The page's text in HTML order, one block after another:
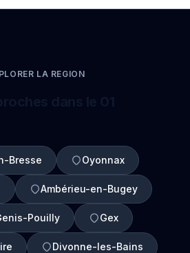
LA REGION
Bresse Oyonnax
Ambérieu-en-Bugey
Pouilly Gex
Divonne-les-Bains